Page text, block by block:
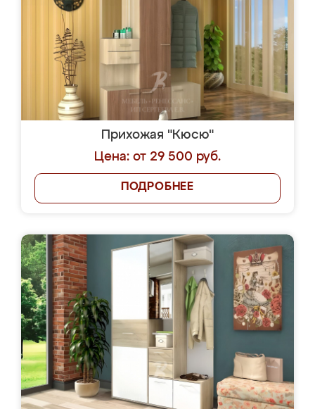
Прихожая "Кюсю"
Цена: от 29 500 руб.
ПОДРОБНЕЕ